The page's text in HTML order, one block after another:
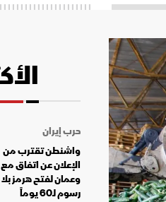
حرب إيران
واشنطن تقترب من
الإعلان عن اتفاق مع
وعمان لفتح هرمز بلا
رسوم لـ60 يوماً